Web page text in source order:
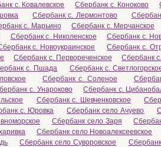
с. Ковалевское Сбербанк с. Коноково
Сбербанк с. Лермонтово
с. Марьино
Сбербанк с. Мерчанское
Сбербанк с. Николенское
Сбербанк с.
с. Новоукраинское
Сбербанк с.
Сбербанк с. Первореченское
Сбербанк
с. Пшада
Сбербанк с.
Сбербанк с. Соленое
с. Унароково
Сбербанк с.
Сбербанк с. Шевченковское
с. Юровка Сбербанк село Ачуево
Сбербанк село Заря
Сбербанк село Новоалексеевское
Сбербанк село Суворовское